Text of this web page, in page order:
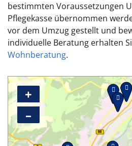
bestimmten Voraussetzungen
Pflegekasse übernommen
vor dem Umzug gestellt und
individuelle Beratung erhalten
Wohnberatung.
+
–